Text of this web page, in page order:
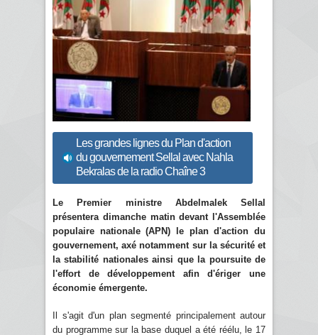
Les grandes lignes du Plan d'action
du gouvernement Sellal avec Nahla
Bekralas de la radio Chaîne 3
Le Premier ministre Abdelmalek Sellal
présentera dimanche matin devant l'Assemblée
populaire nationale (APN) le plan d'action du
gouvernement, axé notamment sur la sécurité et
la stabilité nationales ainsi que la poursuite de
l'effort de développement afin d'ériger une
économie émergente.
Il s'agit d'un plan segmenté principalement autour
du programme sur la base duquel a été réélu, le 17